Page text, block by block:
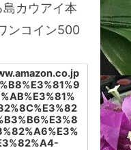
カウアイ本
ンコイン500